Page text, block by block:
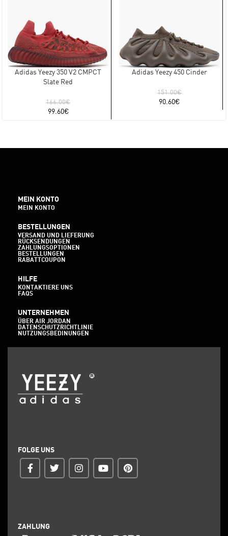
Adidas Yeezy 350 V2 CMPCT
Slate Red
166.00€
99.60€
Adidas Yeezy 450 Cinder
151.00€
90.60€
MEIN KONTO
MEIN KONTO
BESTELLUNGEN
VERSAND UND LIEFERUNG
RÜCKSENDUNGEN
ZAHLUNGSOPTIONEN
BESTELLUNGEN
RABATTCOUPON
HILFE
KONTAKTIERE UNS
FAQS
UNTERNEHMEN
ÜBER AIR JORDAN
DATENSCHUTZRICHTLINIE
NUTZUNGSBEDINUNGEN
FOLGE UNS
ZAHLUNG